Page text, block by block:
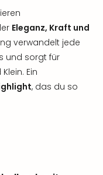
Eleganz, Kraft und
verwandelt jede
und sorgt für
Ein
, das du so